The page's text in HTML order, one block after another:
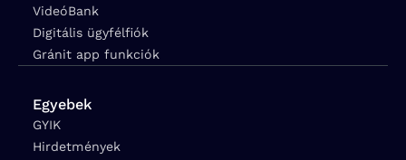
VideóBank
Digitális ügyfélfiók
Gránit app funkciók
Egyebek
GYIK
Hirdetmények